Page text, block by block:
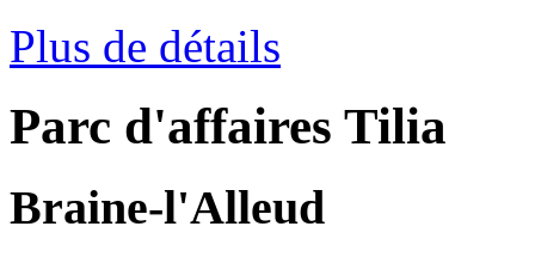
Plus de détails
Parc d'affaires Tilia
Braine-l'Alleud